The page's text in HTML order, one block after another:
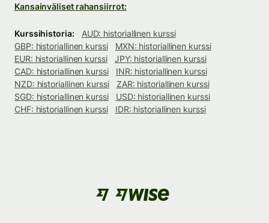
Kansainväliset rahansiirrot:
Kurssihistoria:
AUD: historiallinen kurssi
GBP: historiallinen kurssi
MXN: historiallinen kurssi
EUR: historiallinen kurssi
JPY: historiallinen kurssi
CAD: historiallinen kurssi
INR: historiallinen kurssi
NZD: historiallinen kurssi
ZAR: historiallinen kurssi
SGD: historiallinen kurssi
USD: historiallinen kurssi
CHF: historiallinen kurssi
IDR: historiallinen kurssi